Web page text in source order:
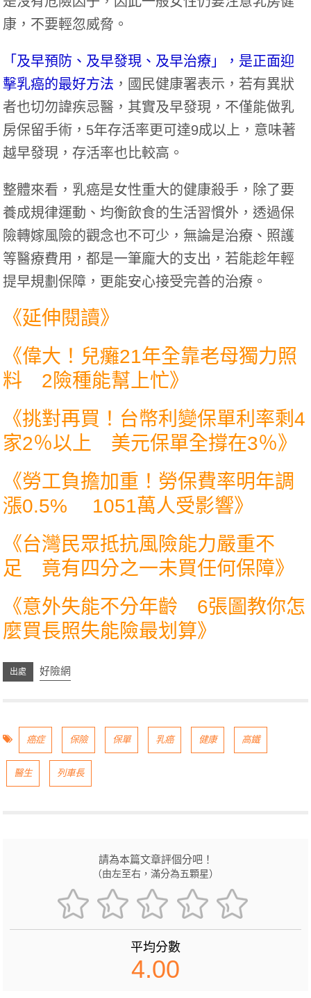
康，不要輕忽威脅。
「及早預防、及早發現、及早治療」，是正面迎
擊乳癌的最好方法 ，國民健康署表示，若有異狀
者也切勿諱疾忌醫，其實及早發現，不僅能做乳
房保留手術，5年存活率更可達9成以上，意味著
越早發現，存活率也比較高。
整體來看，乳癌是女性重大的健康殺手，除了要
養成規律運動、均衡飲食的生活習慣外，透過保
險轉嫁風險的觀念也不可少，無論是治療、照護
等醫療費用，都是一筆龐大的支出，若能趁年輕
提早規劃保障，更能安心接受完善的治療。
《延伸閱讀》
《偉大！兒癱21年全靠老母獨力照
料 2險種能幫上忙》
《挑對再買！台幣利變保單利率剩4
家2％以上 美元保單全撐在3％》
《勞工負擔加重！勞保費率明年調
漲0.5% 1051萬人受影響》
《台灣民眾抵抗風險能力嚴重不
足 竟有四分之一未買任何保障》
《意外失能不分年齡 6張圖教你怎
麼買長照失能險最划算》
好險網
癌症 保險 保單 乳癌 健康 高鐵
醫生 列車長
請為本篇文章評個分吧！
（由左至右，滿分為五顆星）
平均分數
4.00